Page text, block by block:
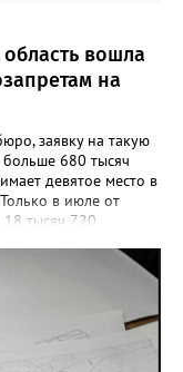
в оргкомитете,
вошла
на
заявку на такую
больше 680 тысяч
девятое место в
в июле от
18 тысяч 720
просят 543 с
это время решили
бюро,
самозапрет,
долги недавно,
сейчас.